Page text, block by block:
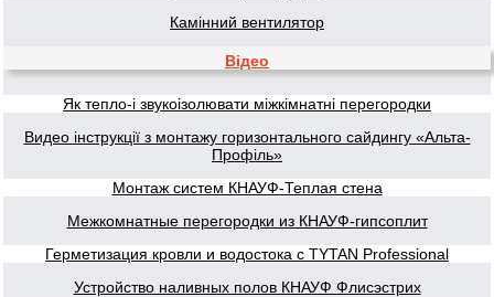
Камінний вентилятор
Відео
Як тепло-і звукоізолювати міжкімнатні перегородки
Видео інструкції з монтажу горизонтального сайдингу «Альта-
Профіль»
Монтаж систем КНАУФ-Теплая стена
Межкомнатные перегородки из КНАУФ-гипсоплит
Герметизация кровли и водостока с TYTAN Professional
Устройство наливных полов КНАУФ Флисэстрих